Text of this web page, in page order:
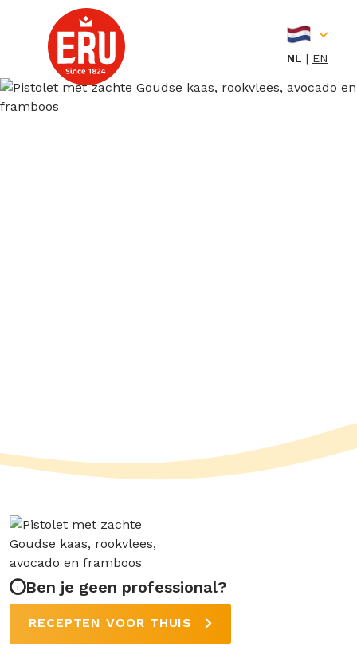
NL EN
Ben je geen professional?
RECEPTEN VOOR THUIS